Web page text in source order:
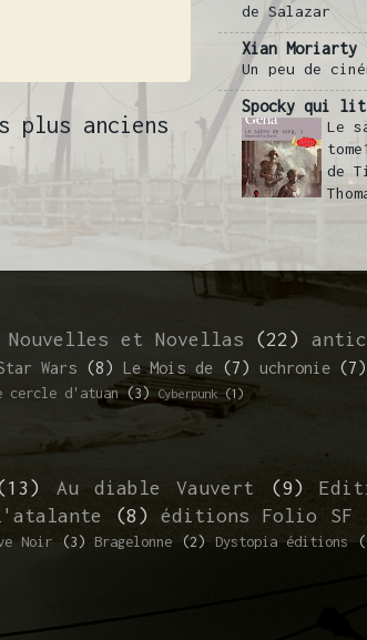
plus anciens
de Salazar
Xian Moriarty
Un peu de
Spocky qui lit
Le
de
Nouvelles et Novellas (22)
Wars (8) Le Mois de (7) uchronie (7)
cercle d'atuan (3) Cyberpunk (1)
Au diable Vauvert (9)
(8) éditions Folio SF
Noir (3) Bragelonne (2) Dystopia éditions